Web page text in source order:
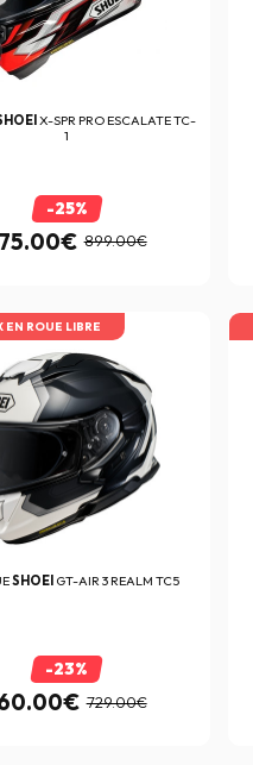
X-SPR PRO ESCALATE TC-
1
-25%
899.00€
EN ROUE LIBRE
SHOEI GT-AIR 3 REALM TC5
-23%
729.00€